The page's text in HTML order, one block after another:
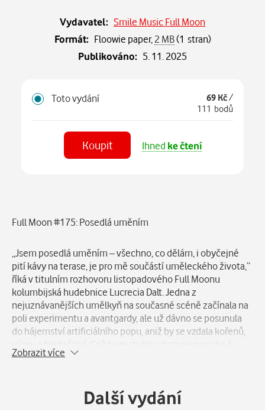
Vydavatel: Smile Music Full Moon
Formát: Floowie paper,2 MB(1 stran)
Publikováno: 5. 11. 2025
Toto vydání 69 Kč/
111 bodů
Koupit Ihned ke čtení
Full Moon #175: Posedlá uměním
„Jsem posedlá uměním – všechno, co dělám, i obyčejné
pití kávy na terase, je pro mě součástí uměleckého života,“
říká v titulním rozhovoru listopadového Full Moonu
kolumbijská hudebnice Lucrecia Dalt. Jedna z
nejuznávanějších umělkyň na současné scéně začínala na
poli experimentu a avantgardy, ale už dávno se posunula
do hájemství artificiálního popu, aniž by se vzdala kořenů,
Danger to Ourselves, označována coby jedna z desek roku.
Zobrazit více
Další vydání